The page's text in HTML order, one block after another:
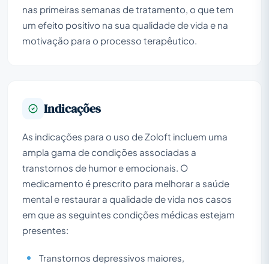
nas primeiras semanas de tratamento, o que tem
um efeito positivo na sua qualidade de vida e na
motivação para o processo terapêutico.
Indicações
As indicações para o uso de Zoloft incluem uma
ampla gama de condições associadas a
transtornos de humor e emocionais. O
medicamento é prescrito para melhorar a saúde
mental e restaurar a qualidade de vida nos casos
em que as seguintes condições médicas estejam
presentes:
Transtornos depressivos maiores,